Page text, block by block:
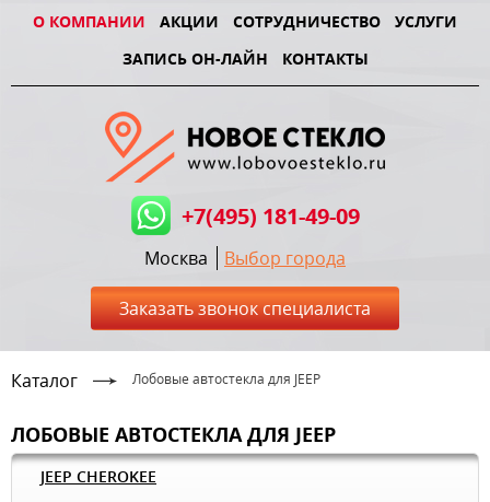
О КОМПАНИИ АКЦИИ СОТРУДНИЧЕСТВО
УСЛУГИ
ЗАПИСЬ ОН-ЛАЙН
КОНТАКТЫ
+7(495) 181-49-09
Москва Выбор города
Заказать звонок специалиста
Каталог Лобовые автостекла для JEEP
ЛОБОВЫЕ АВТОСТЕКЛА ДЛЯ JEEP
JEEP CHEROKEE